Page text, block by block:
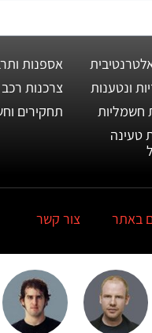
ונטענות
חשמליות
טעינה
אספנות
צרכנות רכב
תחקירים
באתר צור קשר